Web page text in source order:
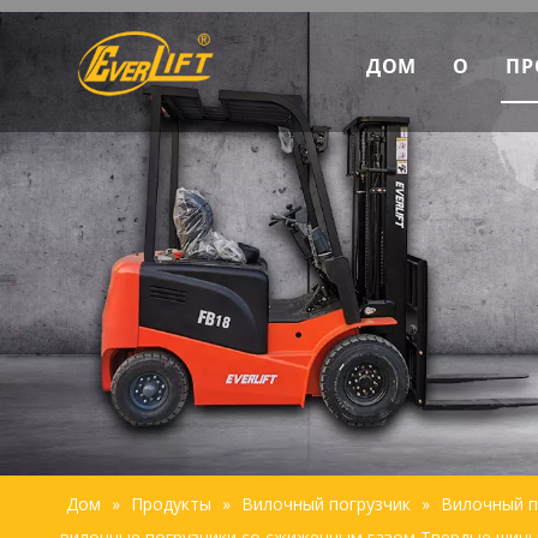
ДОМ О
Дом » Продукты » Вилочный погрузчик » Вилочный